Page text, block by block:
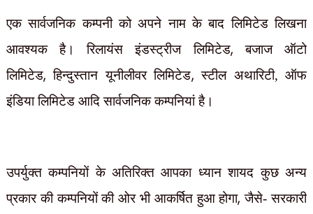
एक सार्वजनिक कम्पनी को अपने नाम के बाद लिमिटेड लिखना
आवश्यक है। रिलायंस इंडस्ट्रीज लिमिटेड,बजाज ऑटो
लिमिटेड,हिन्दुस्तान यूनीलीवर लिमिटेड,स्टील अथारिटी, ऑफ
इंडिया लिमिटेड आदि सार्वजनिक कम्पनियां है।
उपर्युक्त कम्पनियों के अतिरिक्त आपका ध्यान शायद कुछ अन्य
प्रकार की कम्पनियों की ओर भी आकर्षित हुआ होगा,जैसे- सरकारी